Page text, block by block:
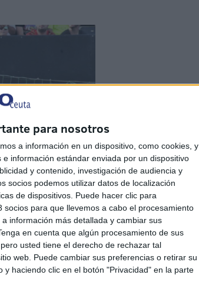
para nosotros
a información en un dispositivo, como cookies, y
información estándar enviada por un dispositivo
y contenido, investigación de audiencia y
socios podemos utilizar datos de localización
de dispositivos. Puede hacer clic para
para que llevemos a cabo el procesamiento
información más detallada y cambiar sus
en cuenta que algún procesamiento de sus
usted tiene el derecho de rechazar tal
web. Puede cambiar sus preferencias o retirar su
haciendo clic en el botón "Privacidad" en la parte